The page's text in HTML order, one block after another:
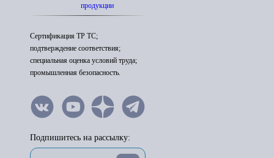
продукции
Сертификация ТР ТС;
подтверждение соответствия;
специальная оценка условий труда;
промышленная безопасность.
Подпишитесь на рассылку: